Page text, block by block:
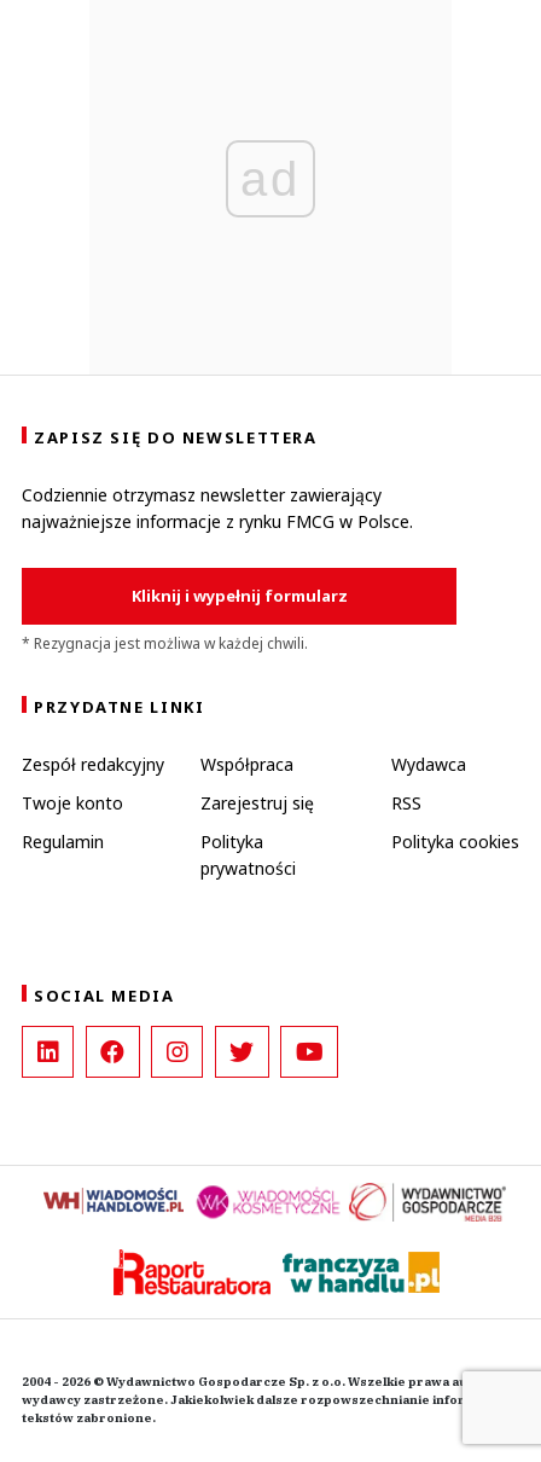
ad
ZAPISZ SIĘ DO NEWSLETTERA
Codziennie otrzymasz newsletter zawierający
najważniejsze informacje z rynku FMCG w Polsce.
Kliknij i wypełnij formularz
* Rezygnacja jest możliwa w każdej chwili.
PRZYDATNE LINKI
Zespół redakcyjny Współpraca
Wydawca
Twoje konto
Zarejestruj się
RSS
Regulamin
Polityka
prywatności
Polityka cookies
SOCIAL MEDIA
2004 - 2026 © Wydawnictwo Gospodarcze Sp. z o.o. Wszelkie prawa autorskie
wydawcy zastrzeżone. Jakiekolwiek dalsze rozpowszechnianie informacji i
tekstów zabronione.